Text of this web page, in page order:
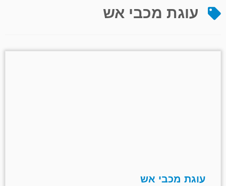
עוגת מכבי אש
עוגת מכבי אש